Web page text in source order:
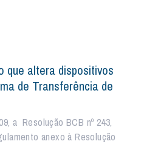
que altera dispositivos
de Transferência de
a Resolução BCB nº 243,
anexo à Resolução